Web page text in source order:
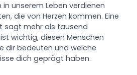
unserem Leben verdienen
die von Herzen kommen. Eine
sagt mehr als tausend
wichtig, diesen Menschen
dir bedeuten und welche
dich geprägt haben.